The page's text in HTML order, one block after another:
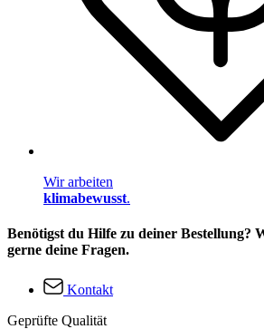
Wir arbeiten
klimabewusst.
Benötigst du Hilfe zu deiner Bestellung?
gerne deine Fragen.
Kontakt
Geprüfte Qualität